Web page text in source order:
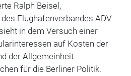
Ralph Beisel,
Flughafenverbandes ADV
in dem Versuch einer
auf Kosten der
der Allgemeinheit
für die Berliner Politik.